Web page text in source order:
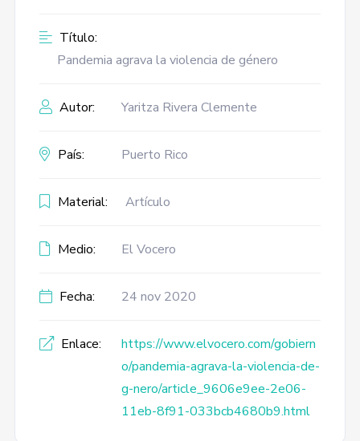
Título:
Pandemia agrava la violencia de género
Autor: Yaritza Rivera Clemente
País: Puerto Rico
Material: Artículo
Medio: El Vocero
Fecha: 24 nov 2020
Enlace:
https://www.elvocero.com/gobiern
o/pandemia-agrava-la-violencia-de-
g-nero/article_9606e9ee-2e06-
11eb-8f91-033bcb4680b9.html